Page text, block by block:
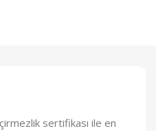
sertifikası ile en